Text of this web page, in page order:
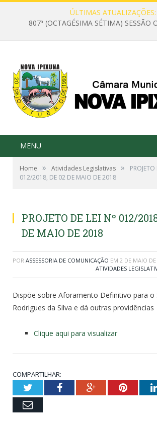
ÚLTIMAS ATUALIZAÇÕES:
807ª (OCTAGÉSIMA SÉTIMA) SESSÃO
MENU
Home » Atividades Legislativas »
PROJETO
012/2018, DE 02 DE MAIO DE 2018
PROJETO DE LEI Nº 012/
DE MAIO DE 2018
POR ASSESSORIA DE COMUNICAÇÃO EM 2 DE MAIO
ATIVIDADES
Dispõe sobre Aforamento Definitivo para o
Rodrigues da Silva e dá outras providências
Clique aqui para visualizar
COMPARTILHAR:
TwitterFacebookGoogle+
Email